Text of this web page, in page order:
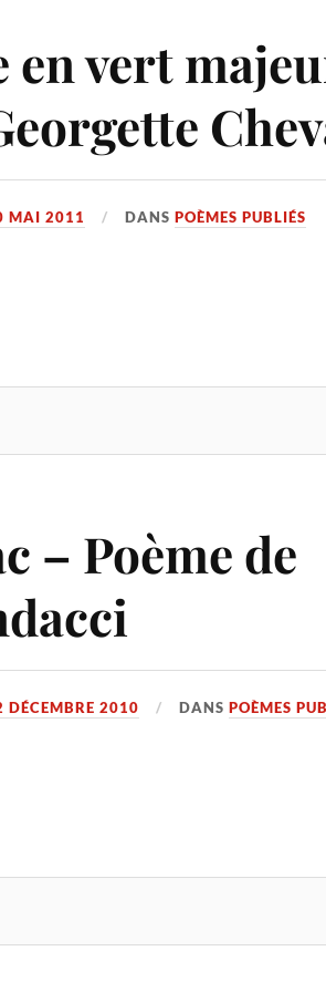
en vert
MAI 2011 DANSPOÈMES PUBLIÉS
– Poème de
DÉCEMBRE 2010 DANSPOÈMES